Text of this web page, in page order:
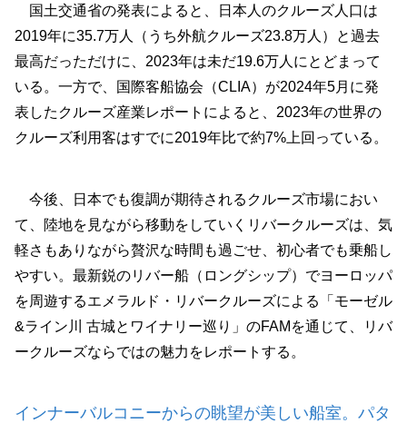
国土交通省の発表によると、日本人のクルーズ人口は
2019年に35.7万人（うち外航クルーズ23.8万人）と過去
最高だっただけに、2023年は未だ19.6万人にとどまって
いる。一方で、国際客船協会（CLIA）が2024年5月に発
表したクルーズ産業レポートによると、2023年の世界の
クルーズ利用客はすでに2019年比で約7%上回っている。
今後、日本でも復調が期待されるクルーズ市場におい
て、陸地を見ながら移動をしていくリバークルーズは、気
軽さもありながら贅沢な時間も過ごせ、初心者でも乗船し
やすい。最新鋭のリバー船（ロングシップ）でヨーロッパ
を周遊するエメラルド・リバークルーズによる「モーゼル
&ライン川 古城とワイナリー巡り」のFAMを通じて、リバ
ークルーズならではの魅力をレポートする。
インナーバルコニーからの眺望が美しい船室。パタ